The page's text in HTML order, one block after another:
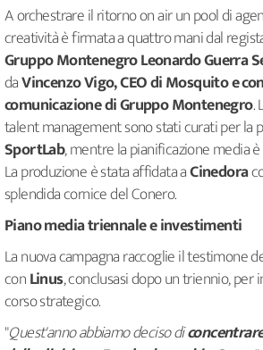
A orchestrare il ritorno on air un pool di
creatività è firmata a quattro mani dal
Gruppo Montenegro Leonardo Guerra
daVincenzo Vigo, CEO di Mosquito e
comunicazione di Gruppo Montenegro.
talent management sono stati curati per la
SportLab, mentre la pianificazione media
La produzione è stata affidata aCinedora
splendida cornice del Conero.
Piano media triennale e investimenti
La nuova campagna raccoglie il testimone
conLinus, conclusasi dopo un triennio, per
corso strategico.
"Quest'anno abbiamo deciso di